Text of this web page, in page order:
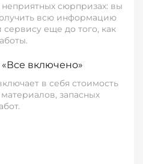
неприятных сюрпризах: вы
всю информацию
еще до того, как
включено»
в себя стоимость
запасных